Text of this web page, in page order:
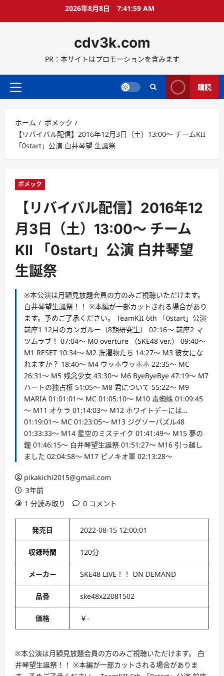
ス
ッ
2026年8月8日 7:42:00 AM
cdv3k.com
PR：本サイトはプロモーションを含みます
メ
メ
ニ
ュ
ー
購読
ホーム
ボメック
【リバイバル配信】2016年12月3日（土）13:00〜 チームKII
「0start」公演 白井琴望 生誕祭
ボメック
【リバイバル配信】2016年12
月3日（土）13:00〜 チーム
KII 「0start」公演 白井琴望
生誕祭
※本公演は月額見放題会員の方のみご視聴いただけます。
白井琴望生誕祭！！ ※本編が一部カットされる場合があり
ます。予めご了承ください。 TeamKII 6th 「0start」公演
前座1 12月のカンガルー（8期研究生） 02:16～ 前座2 マ
ツムラブ！ 07:04～ M0 overture （SKE48 ver.） 09:40～
M1 RESET 10:34～ M2 洗濯物たち 14:27～ M3 彼女にな
れますか？ 18:40～ M4 ウッホウッホホ 22:35～ MC
26:31～ M5 残念少女 43:30～ M6 ByeByeBye 47:19～ M7
ハートの独占権 51:05～ M8 君について 55:22～ M9
MARIA 01:01:01～ MC 01:05:10～ M10 毒蜘蛛 01:09:45
～ M11 オケラ 01:14:03～ M12 ホワイトデーには…
01:19:01～ MC 01:23:05～ M13 ジグソーパズル48
01:33:33～ M14 星空のミステイク 01:41:49～ M15 夢の
鐘 01:46:15～ 白井琴望生誕祭 01:51:27～ M16 引っ越し
ました 02:04:58～ M17 ピノキオ軍 02:13:28～
pikakichi2015@gmail.com
3年前
1 分読み取り
0 コメント
発売日 2022-08-15 12:00:01
収録時間 120分
メーカー SKE48 LIVE！！ ON DEMAND
品番 ske48x22081502
価格 ￥-
※本公演は月額見放題会員の方のみご視聴いただけます。 白
井琴望生誕祭！！ ※本編が一部カットされる場合がありま